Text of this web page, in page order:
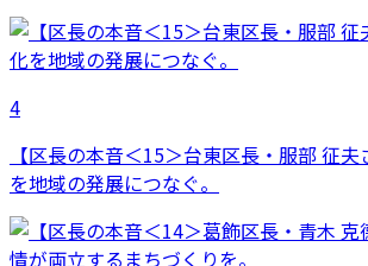
4
【区長の本音＜15＞台東区長・服部 征
を地域の発展につなぐ。